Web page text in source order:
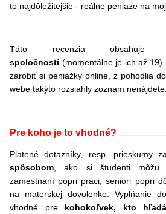
to najdôležitejšie - reálne peniaze na
Táto recenzia obsahuje
spoločností (momentálne je ich až
zarobiť si peniažky online, z pohodlia
webe takýto rozsiahly zoznam nenájdete.
Pre koho je to vhodné?
Platené dotazníky, resp. prieskumy
spôsobom, ako si študenti môžu
zamestnaní popri práci, seniori popri
na materskej dovolenke. Vypĺňanie
vhodné pre kohokoľvek, kto